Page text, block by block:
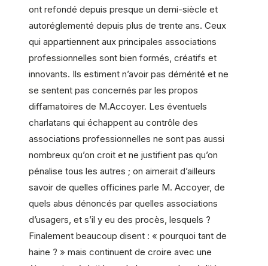
ont refondé depuis presque un demi-siècle et
autoréglementé depuis plus de trente ans. Ceux
qui appartiennent aux principales associations
professionnelles sont bien formés, créatifs et
innovants. Ils estiment n’avoir pas démérité et ne
se sentent pas concernés par les propos
diffamatoires de M.Accoyer. Les éventuels
charlatans qui échappent au contrôle des
associations professionnelles ne sont pas aussi
nombreux qu’on croit et ne justifient pas qu’on
pénalise tous les autres ; on aimerait d’ailleurs
savoir de quelles officines parle M. Accoyer, de
quels abus dénoncés par quelles associations
d’usagers, et s’il y eu des procès, lesquels ?
Finalement beaucoup disent : « pourquoi tant de
haine ? » mais continuent de croire avec une